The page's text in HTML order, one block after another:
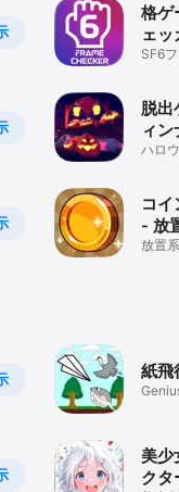
格ゲ
ェッ
SF6
脱出
ィ
ィー
ハロ
コ
- 放
ップ
放置
紙飛
美少
クタ